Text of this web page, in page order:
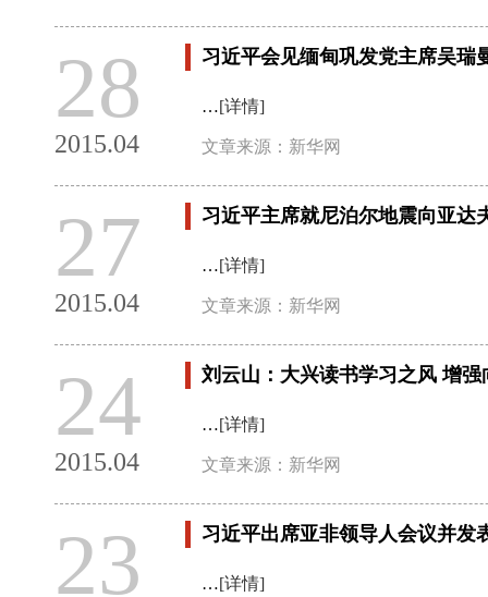
28
2015.04
习近平会见缅甸巩发党主席吴瑞
…[详情]
文章来源：新华网
27
2015.04
习近平主席就尼泊尔地震向亚达
…[详情]
文章来源：新华网
24
2015.04
刘云山：大兴读书学习之风 增强
…[详情]
文章来源：新华网
23 习近平出席亚非领导人会议并发
…[详情]